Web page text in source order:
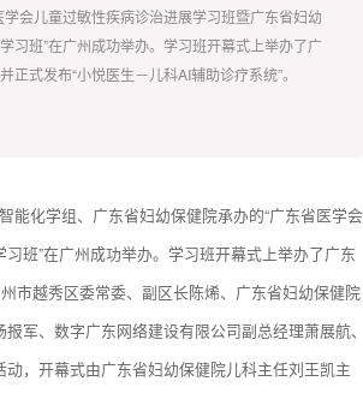
会儿童过敏性疾病诊治进展学习班暨广东省妇幼
习班”在广州成功举办。学习班开幕式上举办了广
式发布“小悦医生－儿科AI辅助诊疗系统”。
能化学组、广东省妇幼保健院承办的“广东省医学会
班”在广州成功举办。学习班开幕式上举办了广东
市越秀区委常委、副区长陈烯、广东省妇幼保健院
军、数字广东网络建设有限公司副总经理萧展航、
，开幕式由广东省妇幼保健院儿科主任刘王凯主